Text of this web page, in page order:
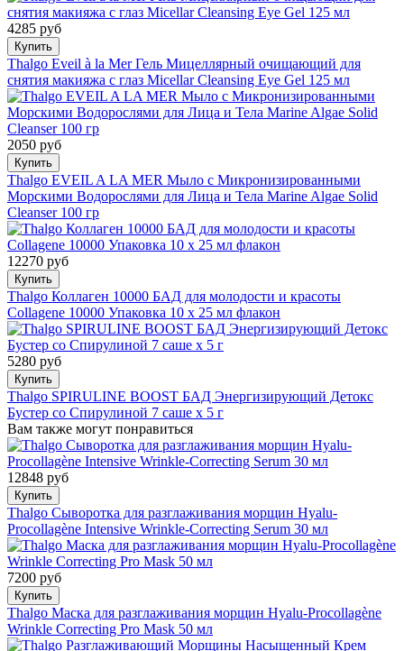
4285 руб
Купить
Thalgo Eveil à la Mer Гель Мицеллярный очищающий для
снятия макияжа с глаз Micellar Cleansing Eye Gel 125 мл
2050 руб
Купить
Thalgo EVEIL A LA MER Мыло с Микронизированными
Морскими Водорослями для Лица и Тела Marine Algae Solid
Cleanser 100 гр
12270 руб
Купить
Thalgo Коллаген 10000 БАД для молодости и красоты
Collagene 10000 Упаковка 10 x 25 мл флакон
5280 руб
Купить
Thalgo SPIRULINE BOOST БАД Энергизирующий Детокс
Бустер со Спирулиной 7 саше х 5 г
Вам также могут понравиться
12848 руб
Купить
Thalgo Сыворотка для разглаживания морщин Hyalu-
Procollagène Intensive Wrinkle-Correcting Serum 30 мл
7200 руб
Купить
Thalgo Маска для разглаживания морщин Hyalu-Procollagène
Wrinkle Correcting Pro Mask 50 мл